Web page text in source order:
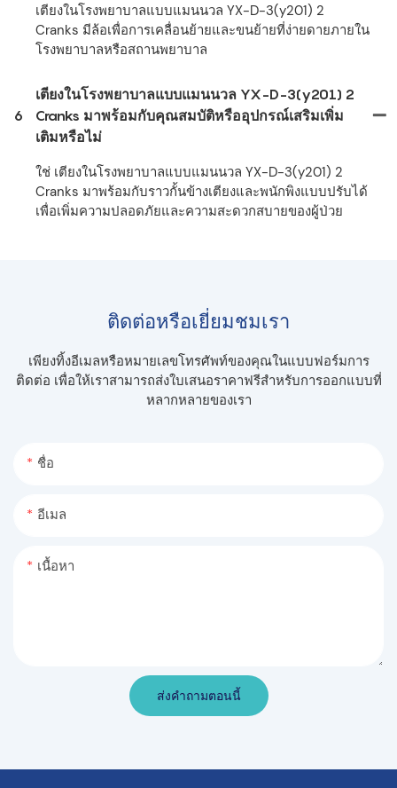
เตียงในโรงพยาบาลแบบแมนนวล YX-D-3(y201) 2
Cranks มีล้อเพื่อการเคลื่อนย้ายและขนย้ายที่ง่ายดายภายใน
โรงพยาบาลหรือสถานพยาบาล
6
เตียงในโรงพยาบาลแบบแมนนวล YX-D-3(y201) 2
Cranks มาพร้อมกับคุณสมบัติหรืออุปกรณ์เสริมเพิ่ม
เติมหรือไม่
ใช่ เตียงในโรงพยาบาลแบบแมนนวล YX-D-3(y201) 2
Cranks มาพร้อมกับราวกั้นข้างเตียงและพนักพิงแบบปรับได้
เพื่อเพิ่มความปลอดภัยและความสะดวกสบายของผู้ป่วย
ติดต่อหรือเยี่ยมชมเรา
เพียงทิ้งอีเมลหรือหมายเลขโทรศัพท์ของคุณในแบบฟอร์มการ
ติดต่อ เพื่อให้เราสามารถส่งใบเสนอราคาฟรีสำหรับการออกแบบที่
หลากหลายของเรา
ชื่อ
อีเมล
เนื้อหา
ส่งคำถามตอนนี้